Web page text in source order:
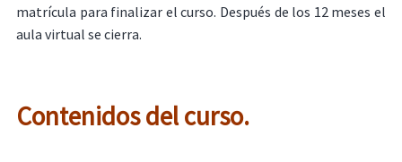
matrícula para finalizar el curso. Después de los 12 meses el
aula virtual se cierra.
Contenidos del curso.